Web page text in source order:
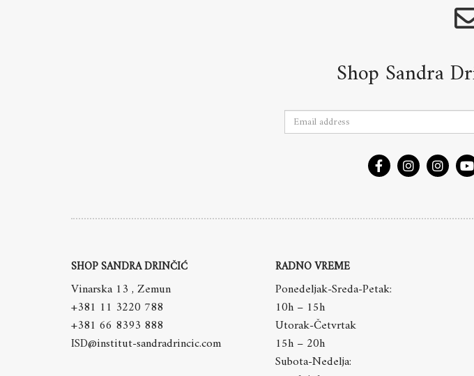
Shop Sandra
SHOP SANDRA DRINČIĆ
Vinarska 13 , Zemun
+381 11 3220 788
+381 66 8393 888
ISD@institut-sandradrincic.com
RADNO VREME
Ponedeljak-Sreda-Petak:
10h – 15h
Utorak-Četvrtak
15h – 20h
Subota-Nedelja: